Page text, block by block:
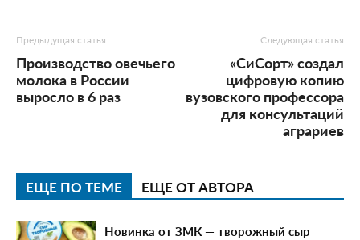
Предыдущая статья
Производство овечьего
молока в России
выросло в 6 раз
Следующая статья
«СиСорт» создал
цифровую копию
вузовского профессора
для консультаций
аграриев
ЕЩЕ ПО ТЕМЕ ЕЩЕ ОТ АВТОРА
Новинка от ЗМК — творожный сыр